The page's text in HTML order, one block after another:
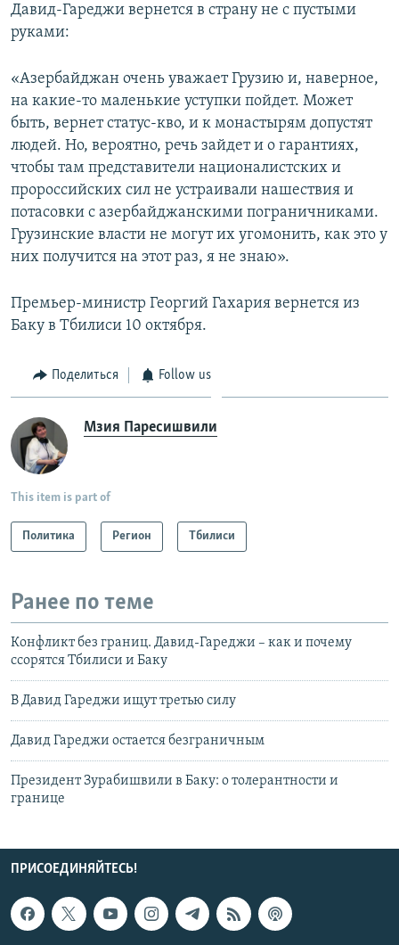
Давид-Гареджи вернется в страну не с пустыми
руками:
«Азербайджан очень уважает Грузию и, наверное,
на какие-то маленькие уступки пойдет. Может
быть, вернет статус-кво, и к монастырям допустят
людей. Но, вероятно, речь зайдет и о гарантиях,
чтобы там представители националистских и
пророссийских сил не устраивали нашествия и
потасовки с азербайджанскими пограничниками.
Грузинские власти не могут их угомонить, как это у
них получится на этот раз, я не знаю».
Премьер-министр Георгий Гахария вернется из
Баку в Тбилиси 10 октября.
Поделиться Follow us
Мзия Паресишвили
This item is part of
Политика Регион Тбилиси
Ранее по теме
Конфликт без границ. Давид-Гареджи – как и почему
ссорятся Тбилиси и Баку
В Давид Гареджи ищут третью силу
Давид Гареджи остается безграничным
Президент Зурабишвили в Баку: о толерантности и
границе
ПРИСОЕДИНЯЙТЕСЬ!